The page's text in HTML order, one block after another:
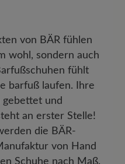
von BÄR fühlen
wohl, sondern auch
fühlt
barfuß laufen. Ihre
gebettet und
an erster Stelle!
die BÄR-
von Hand
Schuhe nach Maß.